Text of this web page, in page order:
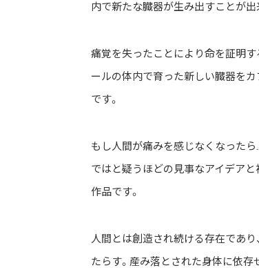
内で新たな臓器が生み出すことが
痛覚を失ったことにより命を証明
ールの体内で育った新しい臓器を
です。
もし人間が痛みを感じなくなった
ではと疑うほどの見事なアイデア
作品です。
人間とは創造され続ける存在であ
たらす。産み落とされた身体に依